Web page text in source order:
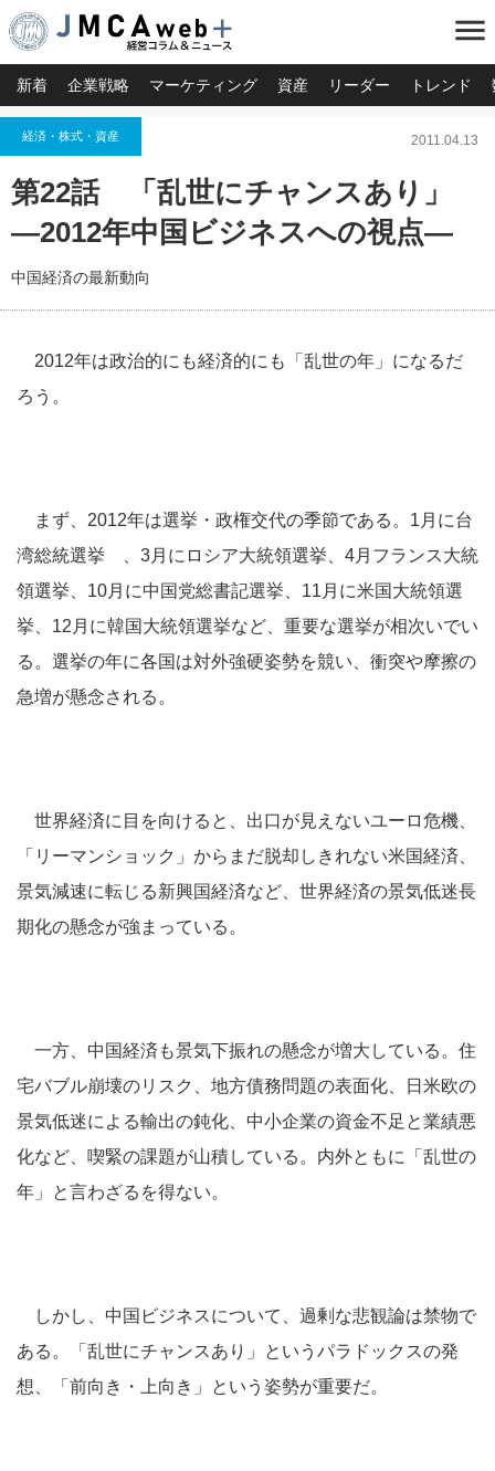
menu
新着 企業戦略 マーケティング 資産 リーダー トレンド
経済・株式・資産 2011.04.13
第22話 「乱世にチャンスあり」
―2012年中国ビジネスへの視点―
中国経済の最新動向
2012年は政治的にも経済的にも「乱世の年」になるだ
ろう。
まず、2012年は選挙・政権交代の季節である。1月に台
湾総統選挙 、3月にロシア大統領選挙、4月フランス大統
領選挙、10月に中国党総書記選挙、11月に米国大統領選
挙、12月に韓国大統領選挙など、重要な選挙が相次いでい
る。選挙の年に各国は対外強硬姿勢を競い、衝突や摩擦の
急増が懸念される。
世界経済に目を向けると、出口が見えないユーロ危機、
「リーマンショック」からまだ脱却しきれない米国経済、
景気減速に転じる新興国経済など、世界経済の景気低迷長
期化の懸念が強まっている。
一方、中国経済も景気下振れの懸念が増大している。住
宅バブル崩壊のリスク、地方債務問題の表面化、日米欧の
景気低迷による輸出の鈍化、中小企業の資金不足と業績悪
化など、喫緊の課題が山積している。内外ともに「乱世の
年」と言わざるを得ない。
しかし、中国ビジネスについて、過剰な悲観論は禁物で
ある。「乱世にチャンスあり」というパラドックスの発
想、「前向き・上向き」という姿勢が重要だ。